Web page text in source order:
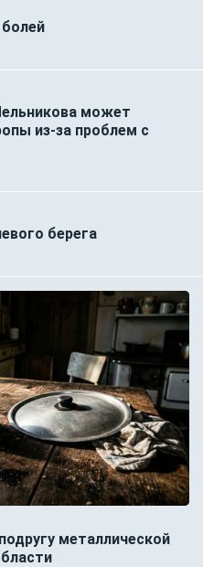
может
из-за проблем с
берега
металлической